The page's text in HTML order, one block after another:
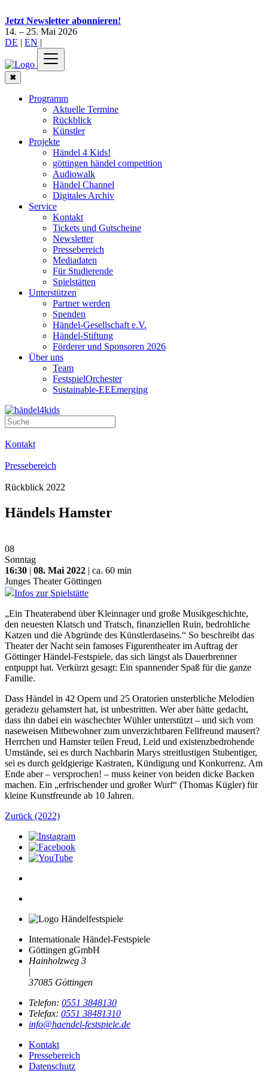
Jetzt Newsletter abonnieren!
14. – 25. Mai 2026
DE | EN |
✖
Programm
Aktuelle Termine
Rückblick
Künstler
Projekte
Händel 4 Kids!
göttingen händel competition
Audiowalk
Händel Channel
Digitales Archiv
Service
Kontakt
Tickets und Gutscheine
Newsletter
Pressebereich
Mediadaten
Für Studierende
Spielstätten
Unterstützen
Partner werden
Spenden
Händel-Gesellschaft e.V.
Händel-Stiftung
Förderer und Sponsoren 2026
Über uns
Team
FestspielOrchester
Sustainable-EEEmerging
Kontakt
Pressebereich
Rückblick 2022
Händels Hamster
08
Sonntag
16:30 | 08. Mai 2022 | ca. 60 min
Junges Theater Göttingen
Infos zur Spielstätte
„Ein Theaterabend über Kleinnager und große Musikgeschichte,
den neuesten Klatsch und Tratsch, finanziellen Ruin, bedrohliche
Katzen und die Abgründe des Künstlerdaseins.“ So beschreibt das
Theater der Nacht sein famoses Figurentheater im Auftrag der
Göttinger Händel-Festspiele, das sich längst als Dauerbrenner
entpuppt hat. Verkürzt gesagt: Ein spannender Spaß für die ganze
Familie.
Dass Händel in 42 Opern und 25 Oratorien unsterbliche Melodien
geradezu gehamstert hat, ist unbestritten. Wer aber hätte gedacht,
dass ihn dabei ein waschechter Wühler unterstützt – und sich vom
naseweisen Mitbewohner zum unverzichtbaren Fellfreund mausert?
Herrchen und Hamster teilen Freud, Leid und existenzbedrohende
Umstände, sei es durch Nachbarin Marys streitlustigen Stubentiger,
sei es durch geldgierige Kastraten, Kündigung und Konkurrenz. Am
Ende aber – versprochen! – muss keiner von beiden dicke Backen
machen. Ein „erfrischender und großer Wurf“ (Thomas Kügler) für
kleine Kunstfreunde ab 10 Jahren.
Zurück (2022)
Internationale Händel-Festspiele
Göttingen gGmbH
Hainholzweg 3
|
37085 Göttingen
Telefon: 0551 3848130
Telefax: 0551 38481310
info@haendel-festspiele.de
Kontakt
Pressebereich
Datenschutz